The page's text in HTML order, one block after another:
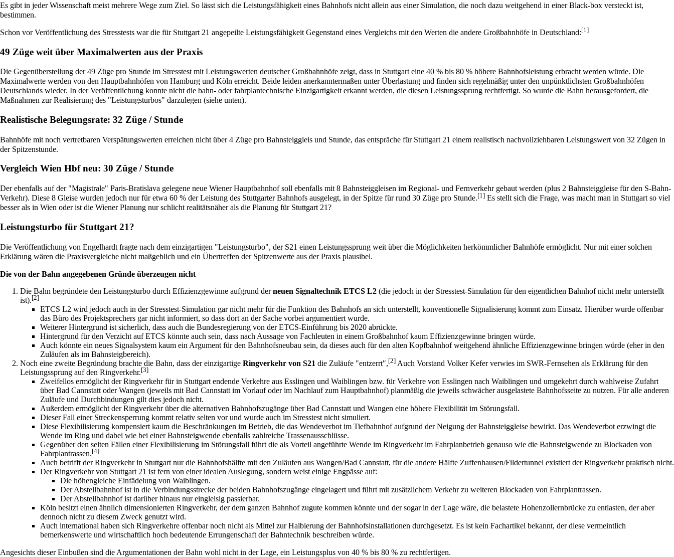
Es gibt in jeder Wissenschaft meist mehrere Wege zum Ziel. So lässt sich die Leistungsfähigkeit eines Bahnhofs nicht allein aus einer Simulation, die noch dazu weitgehend in einer Black-box versteckt ist,
bestimmen.
Schon vor Veröffentlichung des Stresstests war die für Stuttgart 21 angepeilte Leistungsfähigkeit Gegenstand eines Vergleichs mit den Werten die andere Großbahnhöfe in Deutschland:[1]
49 Züge weit über Maximalwerten aus der Praxis
Die Gegenüberstellung der 49 Züge pro Stunde im Stresstest mit Leistungswerten deutscher Großbahnhöfe zeigt, dass in Stuttgart eine 40 % bis 80 % höhere Bahnhofsleistung erbracht werden würde. Die
Maximalwerte werden von den Hauptbahnhöfen von Hamburg und Köln erreicht. Beide leiden anerkanntermaßen unter Überlastung und finden sich regelmäßig unter den unpünktlichsten Großbahnhöfen
Deutschlands wieder. In der Veröffentlichung konnte nicht die bahn- oder fahrplantechnische Einzigartigkeit erkannt werden, die diesen Leistungssprung rechtfertigt. So wurde die Bahn herausgefordert, die
Maßnahmen zur Realisierung des "Leistungsturbos" darzulegen (siehe unten).
Realistische Belegungsrate: 32 Züge / Stunde
Bahnhöfe mit noch vertretbaren Verspätungswerten erreichen nicht über 4 Züge pro Bahnsteiggleis und Stunde, das entspräche für Stuttgart 21 einem realistisch nachvollziehbaren Leistungswert von 32 Zügen in
der Spitzenstunde.
Vergleich Wien Hbf neu: 30 Züge / Stunde
Der ebenfalls auf der "Magistrale" Paris-Bratislava gelegene neue Wiener Hauptbahnhof soll ebenfalls mit 8 Bahnsteiggleisen im Regional- und Fernverkehr gebaut werden (plus 2 Bahnsteiggleise für den S-Bahn-
Verkehr). Diese 8 Gleise wurden jedoch nur für etwa 60 % der Leistung des Stuttgarter Bahnhofs ausgelegt, in der Spitze für rund 30 Züge pro Stunde.[1] Es stellt sich die Frage, was macht man in Stuttgart so viel
besser als in Wien oder ist die Wiener Planung nur schlicht realitätsnäher als die Planung für Stuttgart 21?
Leistungsturbo für Stuttgart 21?
Die Veröffentlichung von Engelhardt fragte nach dem einzigartigen "Leistungsturbo", der S21 einen Leistungssprung weit über die Möglichkeiten herkömmlicher Bahnhöfe ermöglicht. Nur mit einer solchen
Erklärung wären die Praxisvergleiche nicht maßgeblich und ein Übertreffen der Spitzenwerte aus der Praxis plausibel.
Die von der Bahn angegebenen Gründe überzeugen nicht
Die Bahn begründete den Leistungsturbo durch Effizienzgewinne aufgrund derneuen Signaltechnik ETCS L2 (die jedoch in der Stresstest-Simulation für den eigentlichen Bahnhof nicht mehr unterstellt
ist).[2]
ETCS L2 wird jedoch auch in der Stresstest-Simulation gar nicht mehr für die Funktion des Bahnhofs an sich unterstellt, konventionelle Signalisierung kommt zum Einsatz. Hierüber wurde offenbar
das Büro des Projektsprechers gar nicht informiert, so dass dort an der Sache vorbei argumentiert wurde.
Weiterer Hintergrund ist sicherlich, dass auch die Bundesregierung von der ETCS-Einführung bis 2020 abrückte.
Hintergrund für den Verzicht auf ETCS könnte auch sein, dass nach Aussage von Fachleuten in einem Großbahnhof kaum Effizienzgewinne bringen würde.
Auch könnte ein neues Signalsystem kaum ein Argument für den Bahnhofsneubau sein, da dieses auch für den alten Kopfbahnhof weitgehend ähnliche Effizienzgewinne bringen würde (eher in den
Zuläufen als im Bahnsteigbereich).
Noch eine zweite Begründung brachte die Bahn, dass der einzigartige Ringverkehr von S21 die Zuläufe "entzerrt",[2] Auch Vorstand Volker Kefer verwies im SWR-Fernsehen als Erklärung für den
Leistungssprung auf den Ringverkehr.[3]
Zweifellos ermöglicht der Ringverkehr für in Stuttgart endende Verkehre aus Esslingen und Waiblingen bzw. für Verkehre von Esslingen nach Waiblingen und umgekehrt durch wahlweise Zufahrt
über Bad Cannstatt oder Wangen (jeweils mit Bad Cannstatt im Vorlauf oder im Nachlauf zum Hauptbahnhof) planmäßig die jeweils schwächer ausgelastete Bahnhofsseite zu nutzen. Für alle anderen
Zuläufe und Durchbindungen gilt dies jedoch nicht.
Außerdem ermöglicht der Ringverkehr über die alternativen Bahnhofszugänge über Bad Cannstatt und Wangen eine höhere Flexibilität im Störungsfall.
Dieser Fall einer Streckensperrung kommt relativ selten vor und wurde auch im Stresstest nicht simuliert.
Diese Flexibilisierung kompensiert kaum die Beschränkungen im Betrieb, die das Wendeverbot im Tiefbahnhof aufgrund der Neigung der Bahnsteiggleise bewirkt. Das Wendeverbot erzwingt die
Wende im Ring und dabei wie bei einer Bahnsteigwende ebenfalls zahlreiche Trassenausschlüsse.
Gegenüber den selten Fällen einer Flexibilisierung im Störungsfall führt die als Vorteil angeführte Wende im Ringverkehr im Fahrplanbetrieb genauso wie die Bahnsteigwende zu Blockaden von
Fahrplantrassen.[4]
Auch betrifft der Ringverkehr in Stuttgart nur die Bahnhofshälfte mit den Zuläufen aus Wangen/Bad Cannstatt, für die andere Hälfte Zuffenhausen/Fildertunnel existiert der Ringverkehr praktisch nicht.
Der Ringverkehr von Stuttgart 21 ist fern von einer idealen Auslegung, sondern weist einige Engpässe auf:
Die höhengleiche Einfädelung von Waiblingen.
Der Abstellbahnhof ist in die Verbindungsstrecke der beiden Bahnhofszugänge eingelagert und führt mit zusätzlichem Verkehr zu weiteren Blockaden von Fahrplantrassen.
Der Abstellbahnhof ist darüber hinaus nur eingleisig passierbar.
Köln besitzt einen ähnlich dimensionierten Ringverkehr, der dem ganzen Bahnhof zugute kommen könnte und der sogar in der Lage wäre, die belastete Hohenzollernbrücke zu entlasten, der aber
dennoch nicht zu diesem Zweck genutzt wird.
Auch international haben sich Ringverkehre offenbar noch nicht als Mittel zur Halbierung der Bahnhofsinstallationen durchgesetzt. Es ist kein Fachartikel bekannt, der diese vermeintlich
bemerkenswerte und wirtschaftlich hoch bedeutende Errungenschaft der Bahntechnik beschreiben würde.
Angesichts dieser Einbußen sind die Argumentationen der Bahn wohl nicht in der Lage, ein Leistungsplus von 40 % bis 80 % zu rechtfertigen.